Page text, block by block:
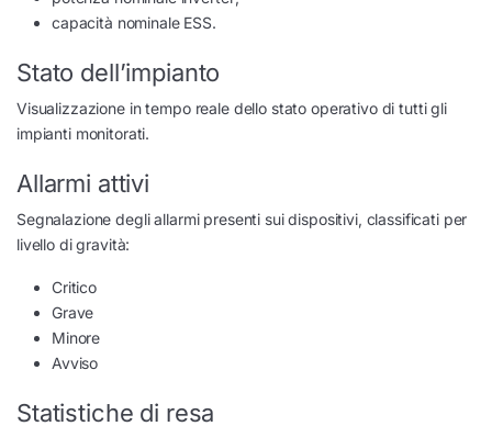
capacità nominale ESS.
Stato dell’impianto
Visualizzazione in tempo reale dello stato operativo di tutti gli
impianti monitorati.
Allarmi attivi
Segnalazione degli allarmi presenti sui dispositivi, classificati per
livello di gravità:
Critico
Grave
Minore
Avviso
Statistiche di resa